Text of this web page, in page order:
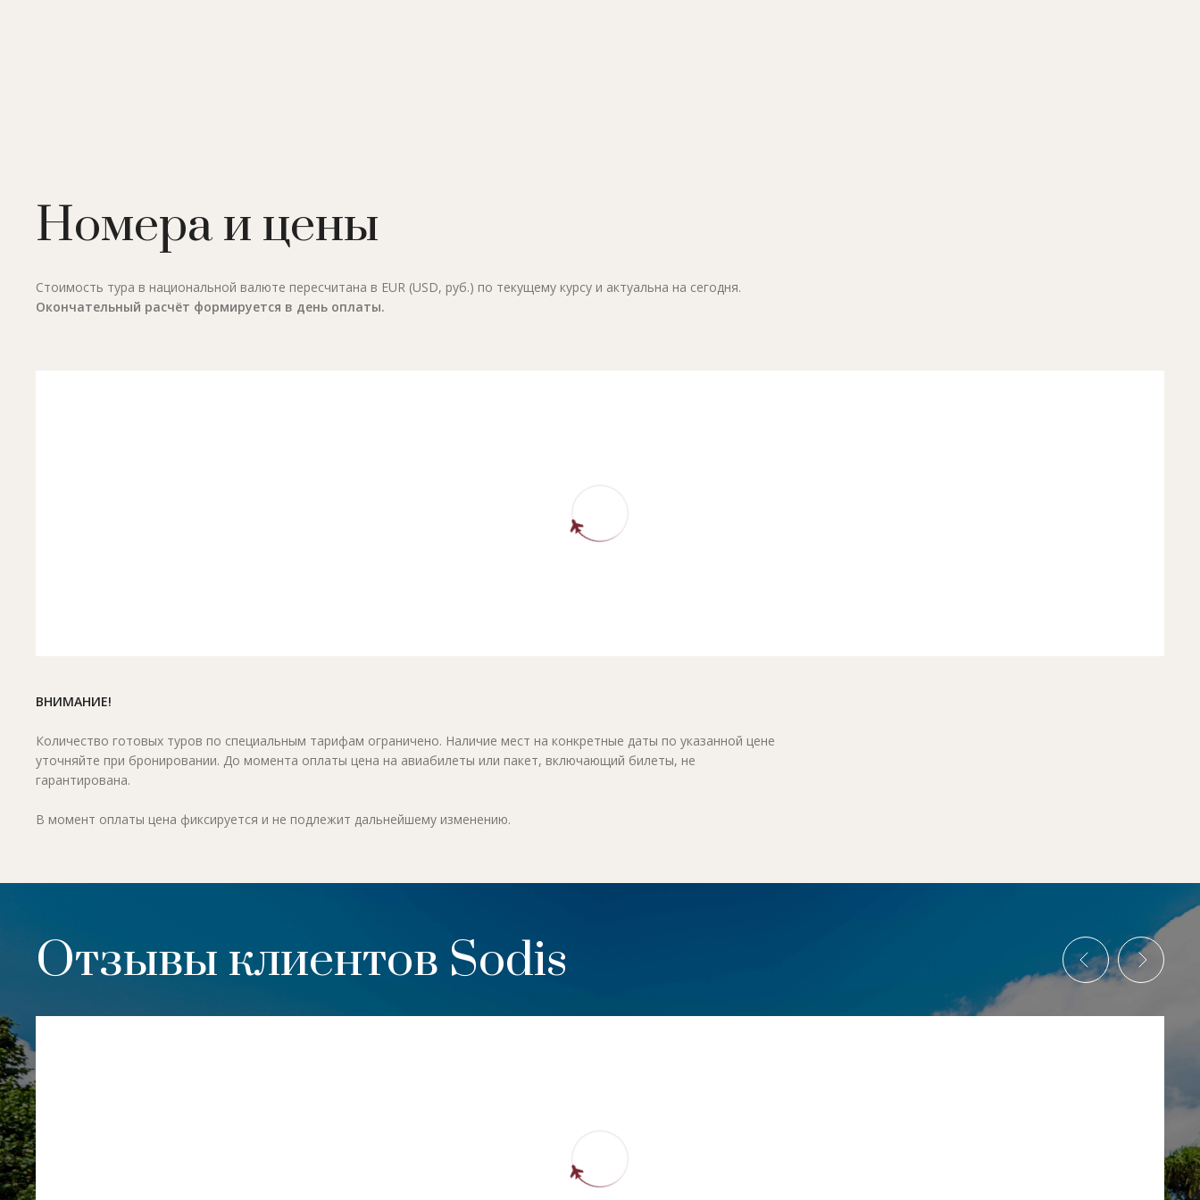
Номера и цены
Стоимость тура в национальной валюте пересчитана в EUR (USD, руб.) по текущему курсу и актуальна на сегодня.
Окончательный расчёт формируется в день оплаты.
ВНИМАНИЕ!
Количество готовых туров по специальным тарифам ограничено. Наличие мест на конкретные даты по указанной цене
уточняйте при бронировании. До момента оплаты цена на авиабилеты или пакет, включающий билеты, не
гарантирована.
В момент оплаты цена фиксируется и не подлежит дальнейшему изменению.
Отзывы клиентов Sodis